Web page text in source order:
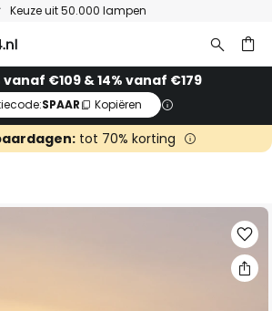
Keuze uit 50.000 lampen
vanaf €109 & 14% vanaf €179
SPAAR Kopiëren
tot 70% korting